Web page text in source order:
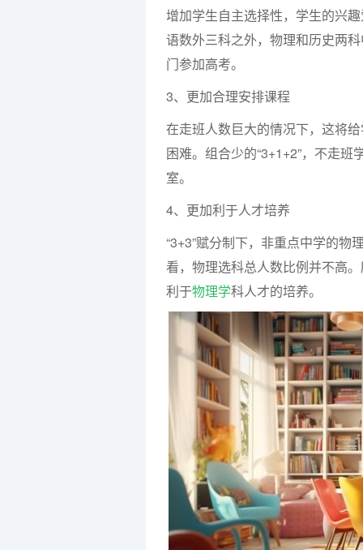
增加学生自主选择性，学生的兴
语数外三科之外，物理和历史两
门参加高考。
3、更加合理安排课程
在走班人数巨大的情况下，这将
困难。组合少的“3+1+2”，不走
室。
4、更加利于人才培养
“3+3”赋分制下，非重点中学的
看，物理选科总人数比例并不高
利于物理学科人才的培养。